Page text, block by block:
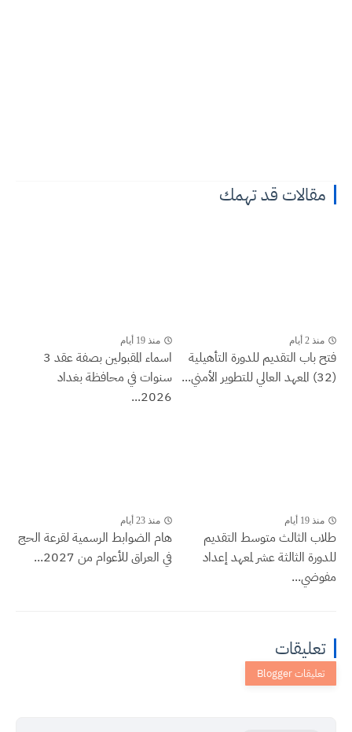
مقالات قد تهمك
منذ 2 أيام
فتح باب التقديم للدورة التأهيلية
(32) المعهد العالي للتطوير الأمني...
منذ 19 أيام
اسماء المقبولين بصفة عقد 3
سنوات في محافظة بغداد
2026...
منذ 19 أيام
طلاب الثالث متوسط التقديم
للدورة الثالثة عشر لمعهد إعداد
مفوضي...
منذ 23 أيام
هام الضوابط الرسمية لقرعة الحج
في العراق للأعوام من 2027...
تعليقات